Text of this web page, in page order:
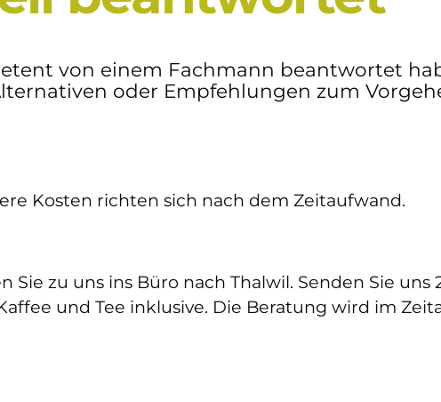
von einem Fachmann beantwortet
oder Empfehlungen zum
Kosten richten sich nach dem Zeitaufwand.
zu uns ins Büro nach Thalwil. Senden Sie uns
und Tee inklusive. Die Beratung wird im